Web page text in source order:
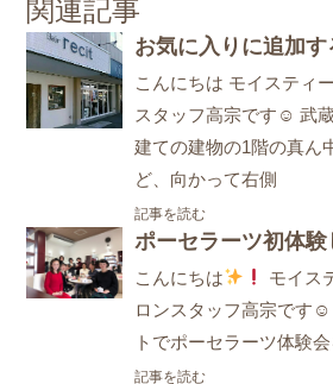
関連記事
お気に入りに追加す
こんにちは モイスティ
スタッフ高宗です☺ 武
建ての建物の1階の真ん
ど、向かって右側
記事を読む
ポーセラーツ初体験
こんにちは
モイス
ロンスタッフ高宗です
トでポーセラーツ体験
記事を読む